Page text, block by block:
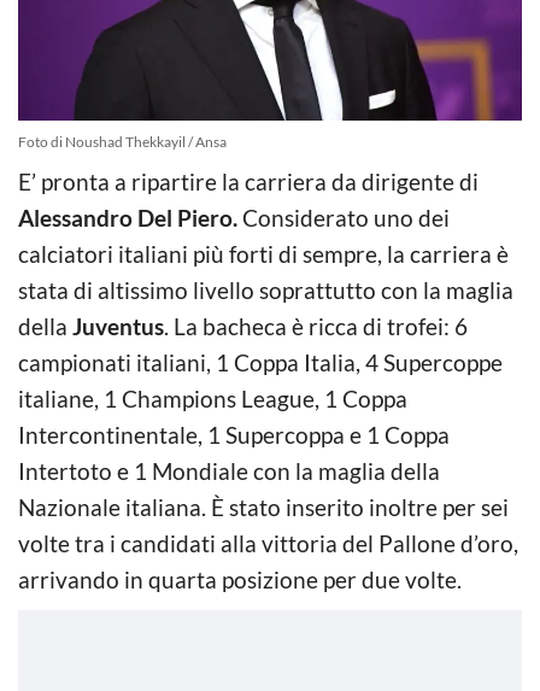
Foto di Noushad Thekkayil / Ansa
E’ pronta a ripartire la carriera da dirigente di
Alessandro Del Piero.Considerato uno dei
calciatori italiani più forti di sempre, la carriera è
stata di altissimo livello soprattutto con la maglia
della Juventus. La bacheca è ricca di trofei: 6
campionati italiani, 1 Coppa Italia, 4 Supercoppe
italiane, 1 Champions League, 1 Coppa
Intercontinentale, 1 Supercoppa e 1 Coppa
Intertoto e 1 Mondiale con la maglia della
Nazionale italiana. È stato inserito inoltre per sei
volte tra i candidati alla vittoria del Pallone d’oro,
arrivando in quarta posizione per due volte.